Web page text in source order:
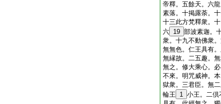
帝釋。五餘天。六
素落。十掲露荼。
十三此方梵釋衆。
六 19 部波素迦。
衆。十九不動佛衆
無無色。仁王具有
無縁故。二五趣。
無之。修大乘心。
不來。明咒威神。
獄衆。三君臣。無
輪王
1 小王。二倶